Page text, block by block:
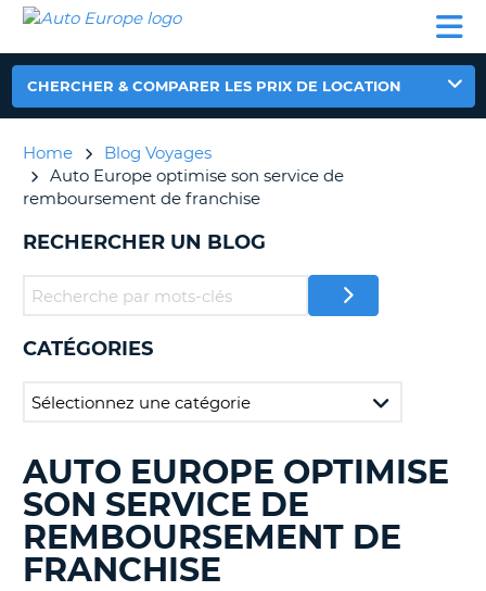
LOCATION
VOITURE
CAMPING-
CAR
CLIENT
AUTO
EUROPE
LOCATION
VOITURE
CAR
PARTENAIRES
SUPPORT
MA
RÉSERVATION
FRANCE
CHERCHER & COMPARER LES PRIX DE LOCATION
Home
Blog Voyages
Auto Europe optimise son service de
remboursement de franchise
RECHERCHER UN BLOG
CATÉGORIES
RECHERCHER
DES
BLOGS......
AUTO EUROPE OPTIMISE
SON SERVICE DE
REMBOURSEMENT DE
FRANCHISE